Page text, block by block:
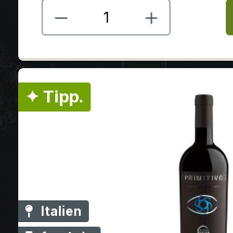
Produkt Anzahl:
✦ Tipp.
Italien